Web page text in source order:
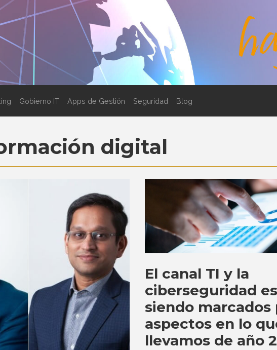
Gobierno IT Apps de Gestión Seguridad Blog
digital
El canal TI y la
ciberseguridad
siendo marcados
aspectos en lo
llevamos de año